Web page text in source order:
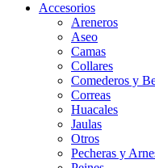
Accesorios
Areneros
Aseo
Camas
Collares
Comederos y
Correas
Huacales
Jaulas
Otros
Pecheras y